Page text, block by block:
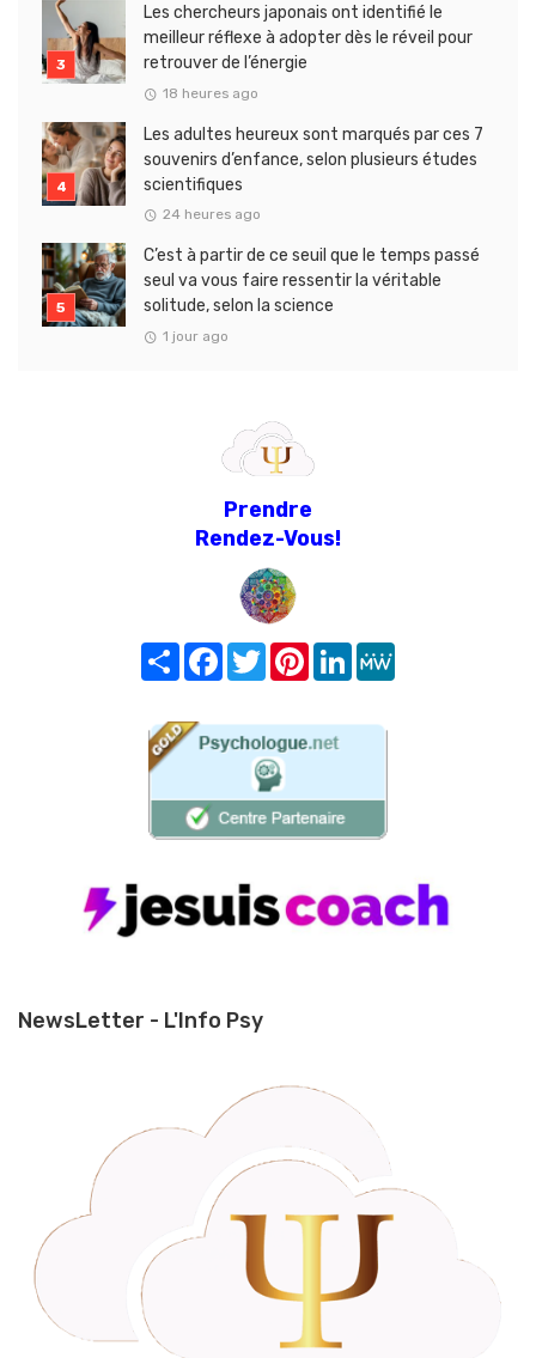
Les chercheurs japonais ont identifié le
meilleur réflexe à adopter dès le réveil pour
retrouver de l’énergie
18 heures ago
Les adultes heureux sont marqués par ces 7
souvenirs d’enfance, selon plusieurs études
scientifiques
24 heures ago
C’est à partir de ce seuil que le temps passé
seul va vous faire ressentir la véritable
solitude, selon la science
1 jour ago
Prendre
Rendez-Vous!
Share FacebookTwitterPinterest
LinkedIn
NewsLetter - L'Info Psy